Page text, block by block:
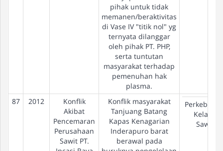
pihak untuk tidak
memanen/beraktivitas
di Vase IV "titik nol" yg
ternyata dilanggar
oleh pihak PT. PHP,
serta tuntutan
masyarakat terhadap
pemenuhan hak
plasma.
87 2012
Konflik
Akibat
Pencemaran
Perusahaan
Sawit PT.
Konflik masyarakat
Tanjuang Batang
Kapas Kenagarian
Inderapuro barat
berawal pada
Kelapa
Sawit